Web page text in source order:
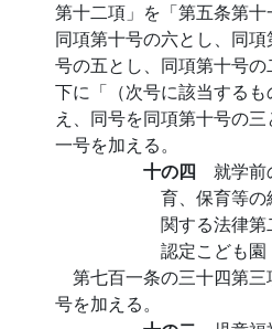
第十二項」を「第五条第
同項第十号の六とし、同
号の五とし、同項第十号
下に「（次号に該当する
え、同号を同項第十号の
一号を加える。
十の四 就学前
育、保育等
関する法律
認定こども園
第七百一条の三十四第
号を加える。